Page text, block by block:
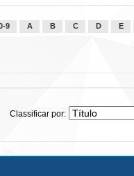
9 A B C D E
Classificar por: